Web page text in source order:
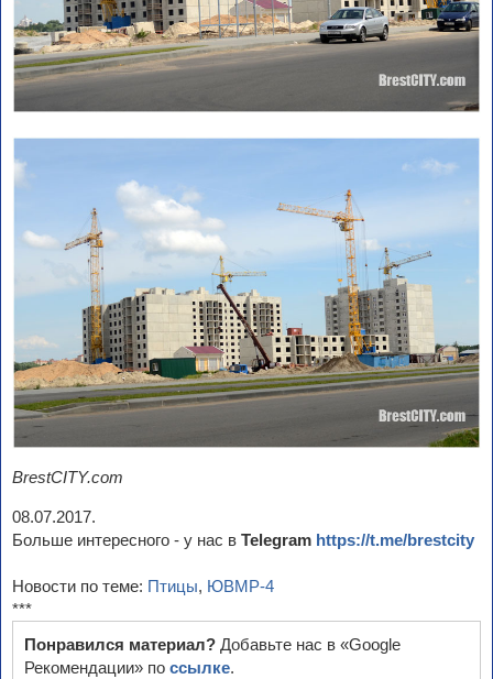
BrestCITY.com
08.07.2017.
Больше интересного - у нас в Telegram https://t.me/brestcity
Новости по теме: Птицы, ЮВМР-4
***
Понравился материал? Добавьте нас в «Google
Рекомендации» по ссылке.